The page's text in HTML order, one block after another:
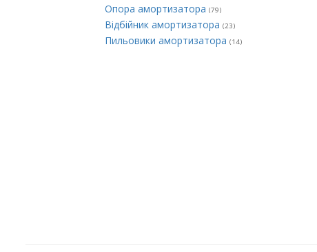
Опора амортизатора (79)
Відбійник амортизатора (23)
Пильовики амортизатора (14)